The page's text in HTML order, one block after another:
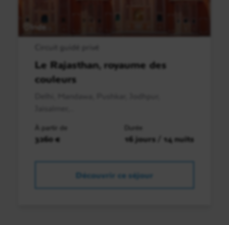
Inde
Le Rajasthan, royaume des
couleurs
À partir de
3260 €
Durée
16 jours / 14 nuits
Découvrir ce séjour